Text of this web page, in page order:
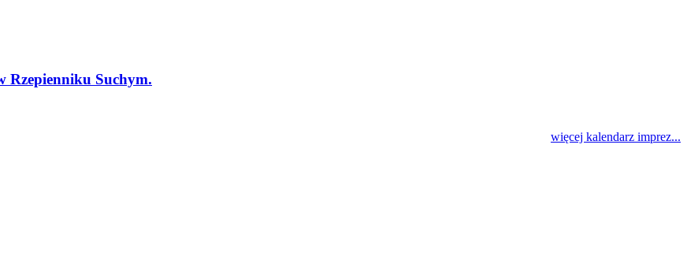
Rzepienniku Suchym.
więcej kalendarz imprez...